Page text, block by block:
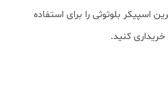
اسپیکر بلوتوثی را برای استفاده
کنید.